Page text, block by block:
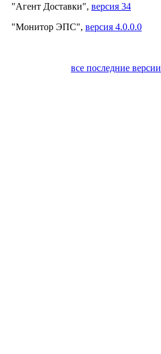
"Агент Доставки", версия 34
"Монитор ЭПС", версия 4.0.0.0
все последние версии